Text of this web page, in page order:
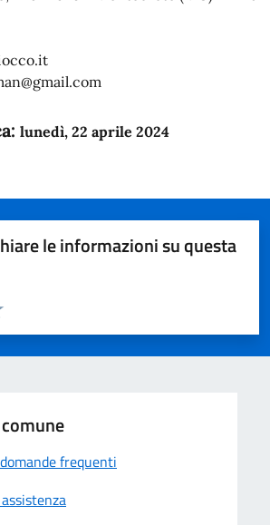
lunedì, 22 aprile 2024
le informazioni su questa
pagina
5 stelle su 5
stelle su 5
su 5
su 5
frequenti